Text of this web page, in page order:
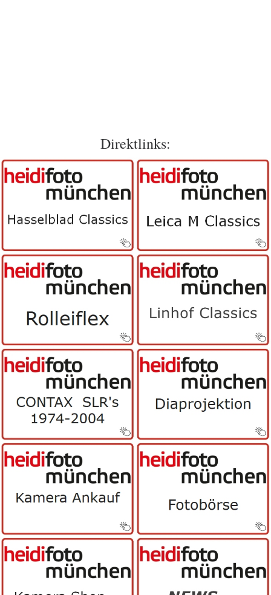
Direktlinks: